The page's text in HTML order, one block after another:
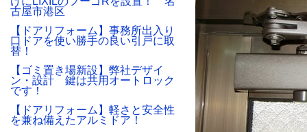
古屋市港区
【ドアリフォーム】事務所出入り
口ドアを使い勝手の良い引戸に取
替！
【ゴミ置き場新設】弊社デザイ
ン・設計 鍵は共用オートロック
です！
【ドアリフォーム】軽さと安全性
を兼ね備えたアルミドア！